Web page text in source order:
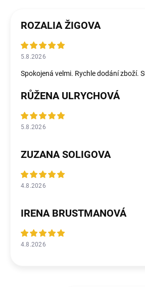
ROZALIA ŽIGOVA
5.8.2026
Spokojená velmi. Rychle dodání zboží.
RŮŽENA ULRYCHOVÁ
5.8.2026
ZUZANA SOLIGOVA
4.8.2026
IRENA BRUSTMANOVÁ
4.8.2026